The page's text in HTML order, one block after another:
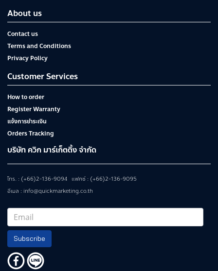
About us
Contact us
Terms and Conditions
Privacy Policy
Customer Services
How to order
Register Warranty
แจ้งการชำระเงิน
Orders Tracking
บริษัท ควิก มาร์เก็ตติ้ง จำกัด
โทร. : (+66)2-136-9094 แฟกซ์ : (+66)2-136-9095
อีเมล : info@quickmarketing.co.th
Subscribe